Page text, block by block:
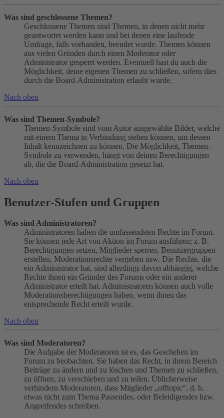
Was sind geschlossene Themen?
Geschlossene Themen sind Themen, in denen nicht mehr
geantwortet werden kann und bei denen eine laufende
Umfrage, falls vorhanden, beendet wurde. Themen können
aus vielen Gründen durch einen Moderator oder
Administrator gesperrt werden. Eventuell hast du auch die
Möglichkeit, deine eigenen Themen zu schließen, sofern dies
durch die Board-Administration erlaubt wurde.
Nach oben
Was sind Themen-Symbole?
Themen-Symbole sind vom Autor ausgewählte Bilder, welche
mit einem Thema in Verbindung stehen können, um dessen
Inhalt kennzeichnen zu können. Die Möglichkeit, Themen-
Symbole zu verwenden, hängt von deinen Berechtigungen
ab, die die Board-Administration gesetzt hat.
Nach oben
Benutzer-Stufen und Gruppen
Was sind Administratoren?
Administratoren haben die umfassendsten Rechte im Forum.
Sie können jede Art von Aktion im Forum ausführen; z. B.
Berechtigungen setzen, Mitglieder sperren, Benutzergruppen
erstellen, Moderationsrechte vergeben usw. Die Rechte, die
ein Administrator hat, sind allerdings davon abhängig, welche
Rechte ihnen ein Gründer des Forums oder ein anderer
Administrator erteilt hat. Administratoren können auch volle
Moderationsberechtigungen haben, wenn ihnen das
entsprechende Recht erteilt wurde.
Nach oben
Was sind Moderatoren?
Die Aufgabe der Moderatoren ist es, das Geschehen im
Forum zu beobachten. Sie haben das Recht, in ihrem Bereich
Beiträge zu ändern und zu löschen und Themen zu schließen,
zu öffnen, zu verschieben und zu teilen. Üblicherweise
verhindern Moderatoren, dass Mitglieder „offtopic“, d. h.
etwas nicht zum Thema Passendes, oder Beleidigendes bzw.
Angreifendes schreiben.